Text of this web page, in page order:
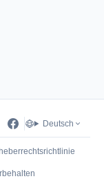
Deutsch
neuem Tab)